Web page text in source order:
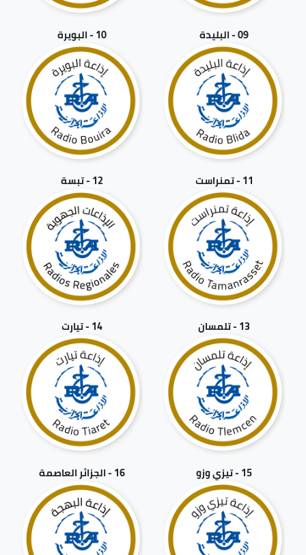
09 - البليدة 10 - البويرة
11 - تمنراست 12 - تبسة
13 - تلمسان 14 - تيارت
15 - تيزي وزو 16 - الجزائر العاصمة